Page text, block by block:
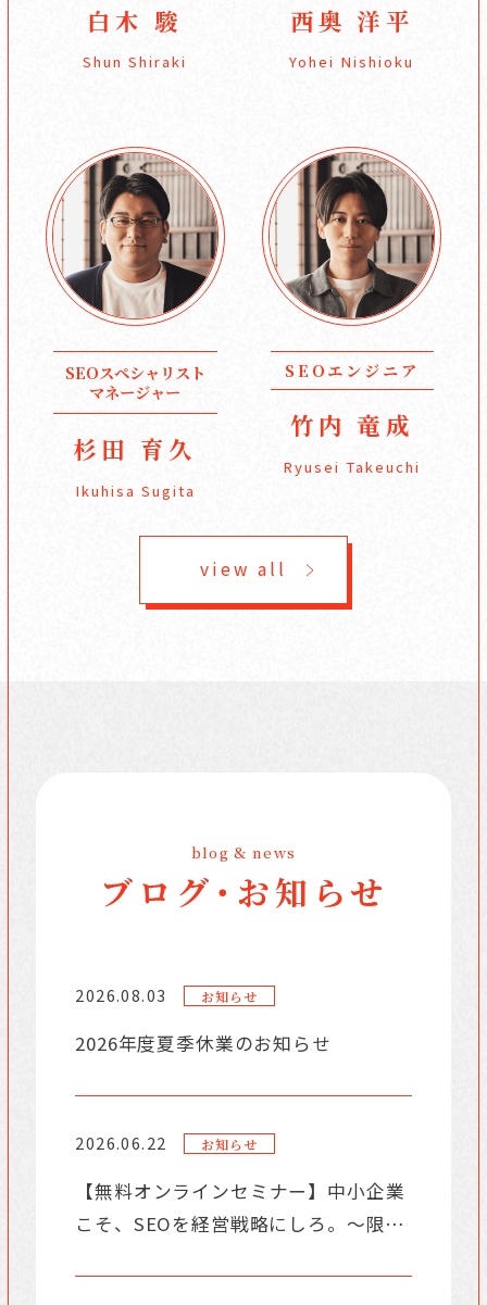
白木 駿
Shun Shiraki
西奥 洋平
Yohei Nishioku
SEOスペシャリスト
マネージャー
杉田 育久
Ikuhisa Sugita
SEOエンジニア
竹内 竜成
Ryusei Takeuchi
view all
blog & news
ブログ・お知らせ
2026.08.03 お知らせ
2026年度夏季休業のお知らせ
2026.06.22 お知らせ
【無料オンラインセミナー】中小企業
こそ、SEOを経営戦略にしろ。〜限ら